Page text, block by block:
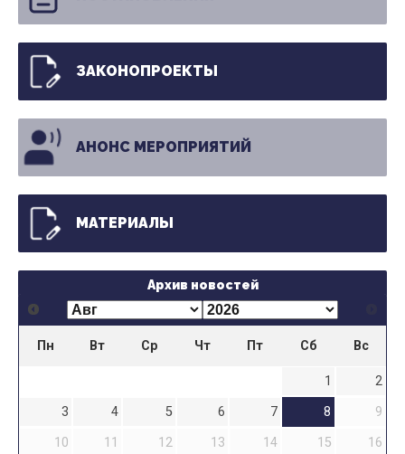
ЗАКОНОПРОЕКТЫ
АНОНС МЕРОПРИЯТИЙ
МАТЕРИАЛЫ
Архив новостей
Пн Вт Ср Чт Пт Сб Вс
1
2
3
4 5 6 7 8
9
10
11 12 13 14 15
16